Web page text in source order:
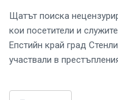
Щатът поиска
кои посетители и
Епстийн край град
участвали в